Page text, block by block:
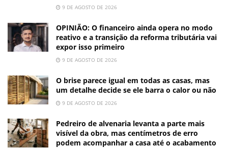
9 DE AGOSTO DE 2026
OPINIÃO: O financeiro ainda opera no modo
reativo e a transição da reforma tributária vai
expor isso primeiro
9 DE AGOSTO DE 2026
O brise parece igual em todas as casas, mas
um detalhe decide se ele barra o calor ou não
9 DE AGOSTO DE 2026
Pedreiro de alvenaria levanta a parte mais
visível da obra, mas centímetros de erro
podem acompanhar a casa até o acabamento